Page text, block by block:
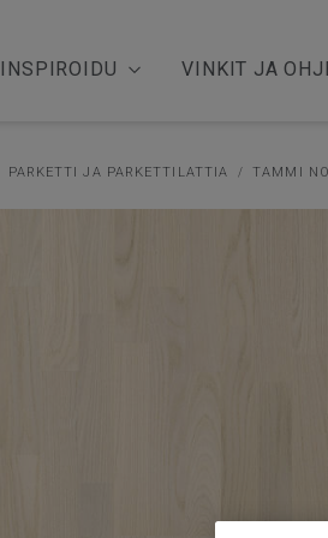
INSPIROIDU VINKIT JA
PARKETTI JA PARKETTILATTIA TAMMI